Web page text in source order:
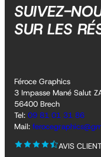
SUIVEZ-
SUR LES
Féroce Graphics
3 Impasse Mané Salut
56400 Brech
Tel: 09 81 01 31 86
Mail:
AVIS